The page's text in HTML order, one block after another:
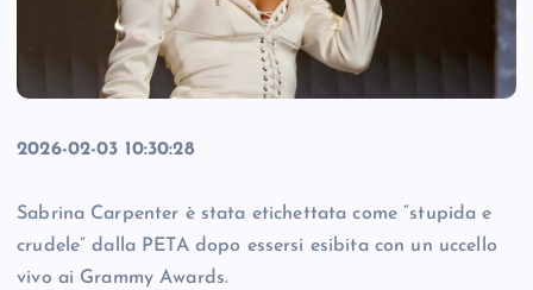
2026-02-03 10:30:28
Sabrina Carpenter è stata etichettata come “stupida e
crudele” dalla PETA dopo essersi esibita con un uccello
vivo ai Grammy Awards.